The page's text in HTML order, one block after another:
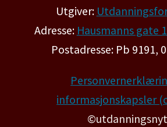
Utgiver:
Adresse: Hausmanns gate
Postadresse: Pb 9191,
informasjonskapsler